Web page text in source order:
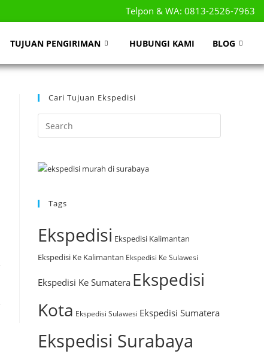
Telpon & WA: 0813-2526-7963
TUJUAN PENGIRIMAN HUBUNGI KAMI BLOG
Cari Tujuan Ekspedisi
Tags
Ekspedisi Ekspedisi Kalimantan
Ekspedisi Ke Kalimantan Ekspedisi Ke Sulawesi
Ekspedisi Ke Sumatera Ekspedisi
Kota Ekspedisi Sulawesi Ekspedisi Sumatera
Ekspedisi Surabaya